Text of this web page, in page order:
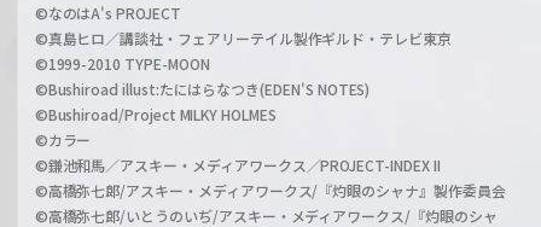
©なのはA's PROJECT
©真島ヒロ／講談社・フェアリーテイル製作ギルド・テレビ東京
©1999-2010 TYPE-MOON
©Bushiroad illust:たにはらなつき(EDEN'S NOTES)
©Bushiroad/Project MILKY HOLMES
©カラー
©鎌池和馬／アスキー・メディアワークス／PROJECT-INDEX II
©高橋弥七郎/アスキー・メディアワークス/『灼眼のシャナ』製作委員会
©高橋弥七郎/いとうのいぢ/アスキー・メディアワークス/『灼眼のシャ